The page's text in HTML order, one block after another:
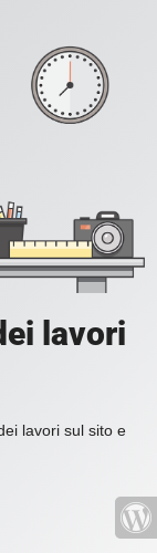
lavori
lavori sul sito e